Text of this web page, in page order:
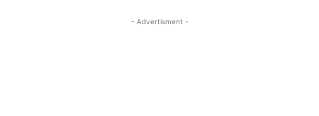
- Advertisment -